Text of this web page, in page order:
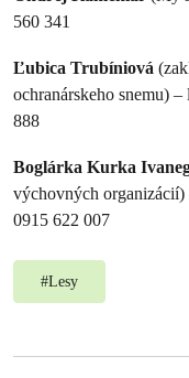
560 341
Ľubica Trubíniová
ochranárskeho snemu) –
888
Boglárka Kurka
výchovných
0915 622 007
#Lesy